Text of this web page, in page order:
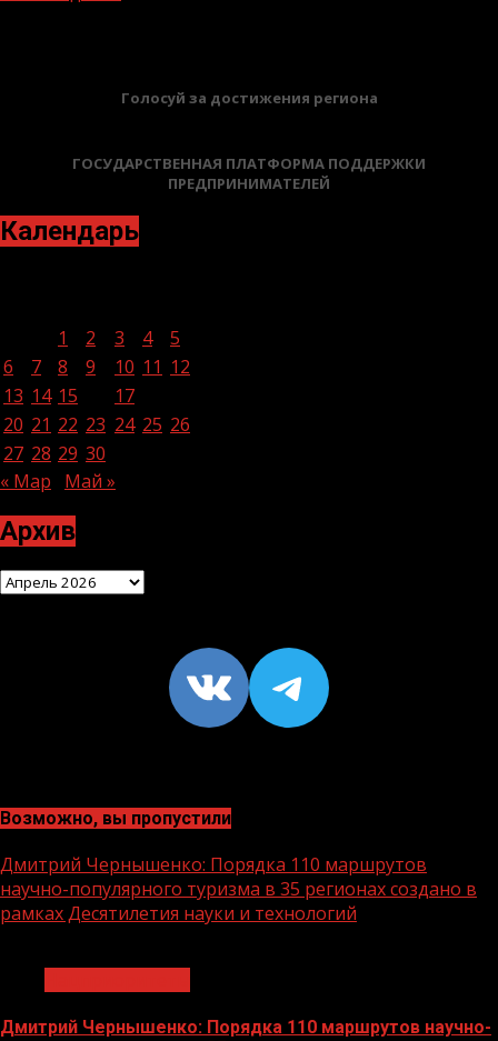
Голосуй за достижения региона
ГОСУДАРСТВЕННАЯ ПЛАТФОРМА ПОДДЕРЖКИ
ПРЕДПРИНИМАТЕЛЕЙ
Календарь
1
2 3 4
5
6
7 8 9 10 11 12
13 14 15 17
20 21 22 23 24 25 26
27 28 29 30
« Мар
Май »
Архив
Архив
VK https://
Возможно, вы пропустили
Дмитрий Чернышенко: Порядка 110 маршрутов
научно-популярного туризма в 35 регионах создано в
рамках Десятилетия науки и технологий
Дмитрий Чернышенко: Порядка 110 маршрутов научно-